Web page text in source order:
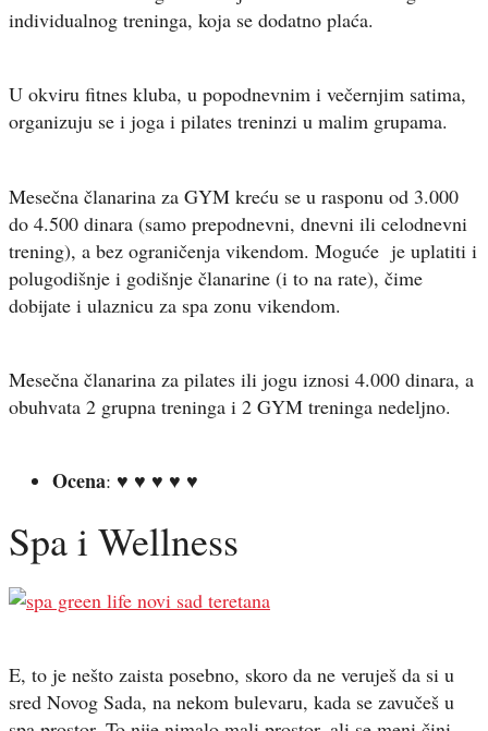
individualnog treninga, koja se dodatno plaća.
U okviru fitnes kluba, u popodnevnim i večernjim satima,
organizuju se i joga i pilates treninzi u malim grupama.
Mesečna članarina za GYM kreću se u rasponu od 3.000
do 4.500 dinara (samo prepodnevni, dnevni ili celodnevni
trening), a bez ograničenja vikendom. Moguće je uplatiti i
polugodišnje i godišnje članarine (i to na rate), čime
dobijate i ulaznicu za spa zonu vikendom.
Mesečna članarina za pilates ili jogu iznosi 4.000 dinara, a
obuhvata 2 grupna treninga i 2 GYM treninga nedeljno.
Ocena: ♥ ♥ ♥ ♥ ♥
Spa i Wellness
E, to je nešto zaista posebno, skoro da ne veruješ da si u
sred Novog Sada, na nekom bulevaru, kada se zavučeš u